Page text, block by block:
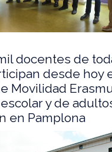
docentes de
desde hoy
Movilidad
y de
en Pamplona